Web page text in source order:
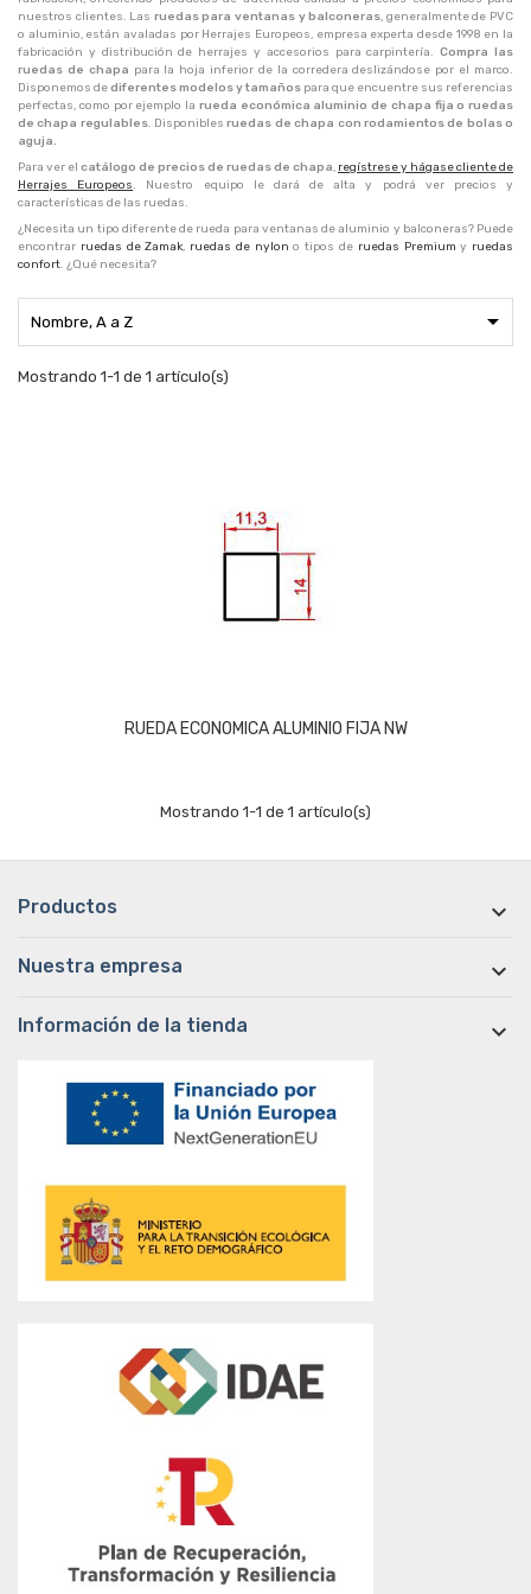
nuestros clientes. Las ruedas para ventanas y balconeras, generalmente de PVC
o aluminio, están avaladas por Herrajes Europeos, empresa experta desde 1998 en la
fabricación y distribución de herrajes y accesorios para carpintería.Compra las
ruedas de chapa para la hoja inferior de la corredera deslizándose por el marco.
Disponemos dediferentes modelos y tamaños para que encuentre sus referencias
perfectas, como por ejemplo la rueda económica aluminio de chapa fija o ruedas
de chapa regulables. Disponiblesruedas de chapa con rodamientos de bolas o
aguja.
Para ver el catálogo de precios de ruedas de chapa, regístrese y hágase cliente de
Herrajes Europeos. Nuestro equipo le dará de alta y podrá ver precios y
características de las ruedas.
¿Necesita un tipo diferente de rueda para ventanas de aluminio y balconeras? Puede
encontrar ruedas de Zamak, ruedas de nylon o tipos de ruedas Premium y ruedas
confort. ¿Qué necesita?
Nombre, A a Z 
Mostrando 1-1 de 1 artículo(s)
RUEDA ECONOMICA ALUMINIO FIJA NW
Mostrando 1-1 de 1 artículo(s)
Productos 
Nuestra empresa 
Información de la tienda 